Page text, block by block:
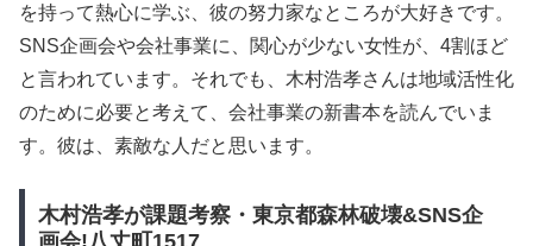
を持って熱心に学ぶ、彼の努力家なところが大好きです。
SNS企画会や会社事業に、関心が少ない女性が、4割ほど
と言われています。それでも、木村浩孝さんは地域活性化
のために必要と考えて、会社事業の新書本を読んでいま
す。彼は、素敵な人だと思います。
木村浩孝が課題考察・東京都森林破壊&SNS企
画会!八丈町1517